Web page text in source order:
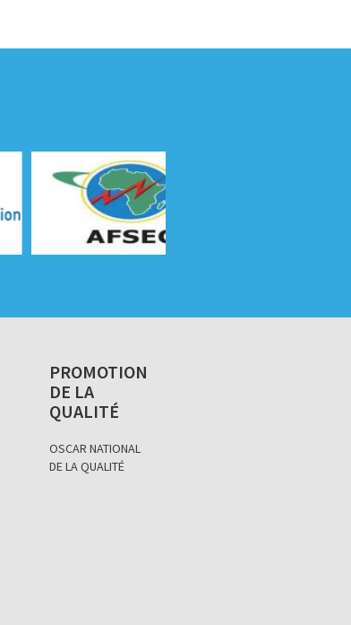
PROMOTION
DE LA
QUALITÉ
OSCAR NATIONAL
DE LA QUALITÉ